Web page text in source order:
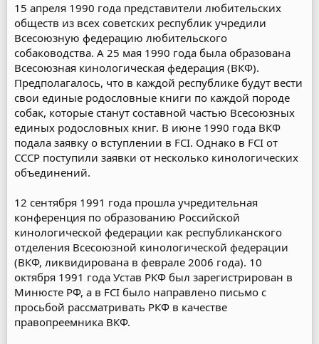
15 апреля 1990 года представители любительских
обществ из всех советских республик учредили
Всесоюзную федерацию любительского
собаководства. А 25 мая 1990 года была образована
Всесоюзная кинологическая федерация (ВКФ).
Предполагалось, что в каждой республике будут вести
свои единые родословные книги по каждой породе
собак, которые станут составной частью Всесоюзных
единых родословных книг. В июне 1990 года ВКФ
подала заявку о вступлении в FCI. Однако в FCI от
СССР поступили заявки от несколько кинологических
объединений.
12 сентября 1991 года прошла учредительная
конференция по образованию Российской
кинологической федерации как республиканского
отделения Всесоюзной кинологической федерации
(ВКФ, ликвидирована в феврале 2006 года). 10
октября 1991 года Устав РКФ был зарегистрирован в
Минюсте РФ, а в FCI было направлено письмо с
просьбой рассматривать РКФ в качестве
правопреемника ВКФ.